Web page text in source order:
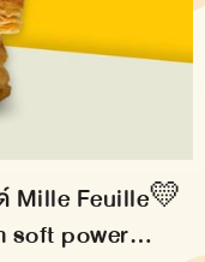
Mille Feuille💛
soft power…